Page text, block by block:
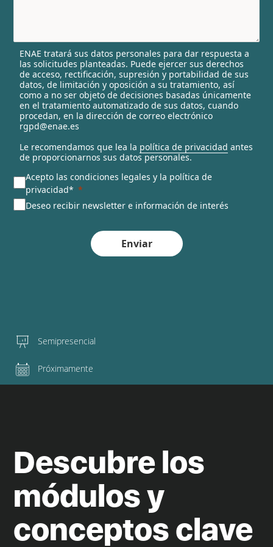
l
e
c
t
e
d
ENAE tratará sus datos personales para dar respuesta a
las solicitudes planteadas. Puede ejercer sus derechos
de acceso, rectificación, supresión y portabilidad de sus
datos, de limitación y oposición a su tratamiento, así
como a no ser objeto de decisiones basadas únicamente
en el tratamiento automatizado de sus datos, cuando
procedan, en la dirección de correo electrónico
rgpd@enae.es
Le recomendamos que lea la política de privacidad antes
de proporcionarnos sus datos personales.
Acepto las condiciones legales y la política de
privacidad*
Deseo recibir newsletter e información de interés
Enviar
Semipresencial
Próximamente
Descubre los
módulos y
conceptos clave